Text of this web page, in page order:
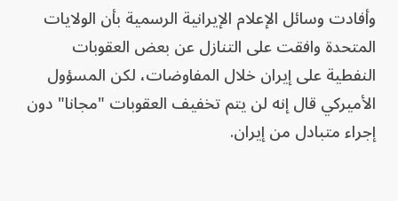
وأفادت وسائل الإعلام الإيرانية الرسمية بأن الولايات
المتحدة وافقت على التنازل عن بعض العقوبات
النفطية على إيران خلال المفاوضات، لكن المسؤول
الأميركي قال إنه لن يتم تخفيف العقوبات "مجانا" دون
إجراء متبادل من إيران.